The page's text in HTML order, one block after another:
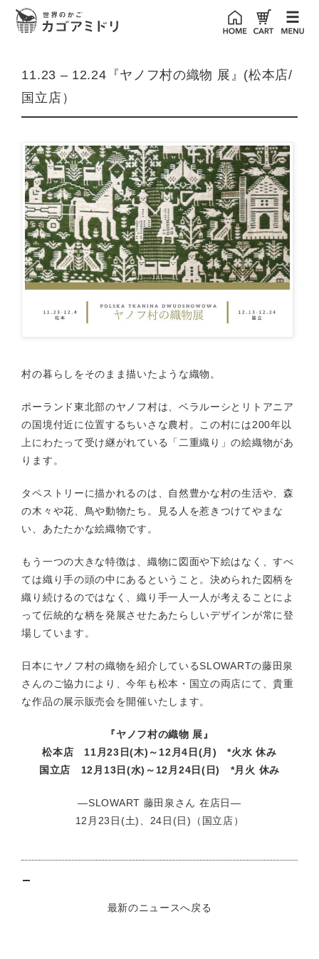
11.23 – 12.24『ヤノフ村の織物 展』(松本店/
国立店）
村の暮らしをそのまま描いたような織物。
ポーランド東北部のヤノフ村は、ベラルーシとリトアニア
の国境付近に位置するちいさな農村。この村には200年以
上にわたって受け継がれている「二重織り」の絵織物があ
ります。
タペストリーに描かれるのは、自然豊かな村の生活や、森
の木々や花、鳥や動物たち。見る人を惹きつけてやまな
い、あたたかな絵織物です。
もう一つの大きな特徴は、織物に図面や下絵はなく、すべ
ては織り手の頭の中にあるということ。決められた図柄を
織り続けるのではなく、織り手一人一人が考えることによ
って伝統的な柄を発展させたあたらしいデザインが常に登
場しています。
日本にヤノフ村の織物を紹介しているSLOWARTの藤田泉
さんのご協力により、今年も松本・国立の両店にて、貴重
な作品の展示販売会を開催いたします。
『ヤノフ村の織物 展』
松本店 11月23日(木)～12月4日(月) *火水 休み
国立店 12月13日(水)～12月24日(日) *月火 休み
―SLOWART 藤田泉さん 在店日―
12月23日(土)、24日(日)（国立店）
最新のニュースへ戻る